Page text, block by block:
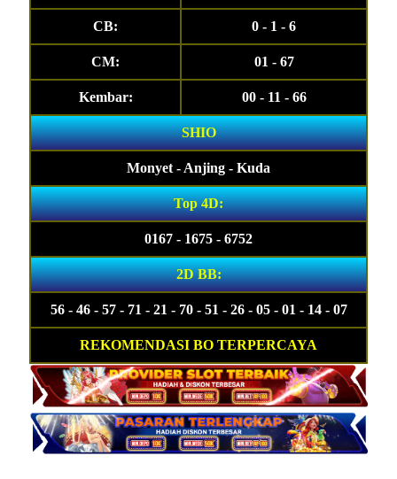
CB: 0 - 1 - 6
CM: 01 - 67
Kembar: 00 - 11 - 66
SHIO
Monyet - Anjing - Kuda
Top 4D:
0167 - 1675 - 6752
2D BB:
56 - 46 - 57 - 71 - 21 - 70 - 51 - 26 - 05 - 01 - 14 - 07
REKOMENDASI BO TERPERCAYA